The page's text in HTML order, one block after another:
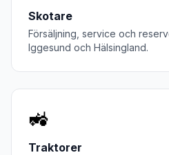
Skotare
Försäljning, service och
Iggesund och Hälsingland.
🚜
Traktorer